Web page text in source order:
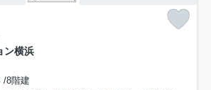
ン横浜
/8階建